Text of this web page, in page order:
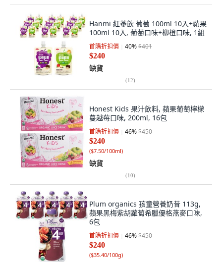
Hanmi 紅蔘飲 葡萄 100ml 10入+蘋果
100ml 10入, 葡萄口味+柳橙口味, 1組
首購折扣價 40%$401
$240
缺貨
(12)
Honest Kids 果汁飲料, 蘋果葡萄檸檬
蔓越莓口味, 200ml, 16包
首購折扣價 46%$450
$240
($7.50/100ml)
缺貨
(10)
Plum organics 孩童營養奶昔 113g,
蘋果黑梅紫胡蘿蔔希臘優格燕麥口味,
6包
首購折扣價 46%$450
$240
($35.40/100g)